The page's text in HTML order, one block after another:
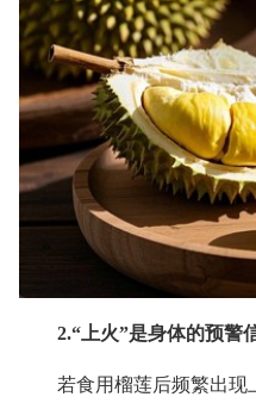
2.“上火”是身体的预警
若食用榴莲后频繁出现